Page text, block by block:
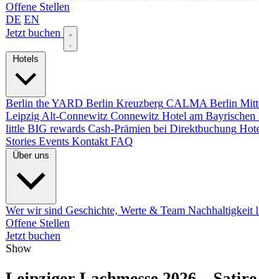
Offene Stellen
DE EN
Jetzt buchen
Berlin the YARD Berlin Kreuzberg CALMA Berlin
Leipzig Alt-Connewitz Connewitz Hotel am Bayrischen
little BIG rewards Cash-Prämien bei Direktbuchung
Stories Events Kontakt FAQ
Wer wir sind Geschichte, Werte & Team Nachhaltigkeit
Offene Stellen
Jetzt buchen
Show